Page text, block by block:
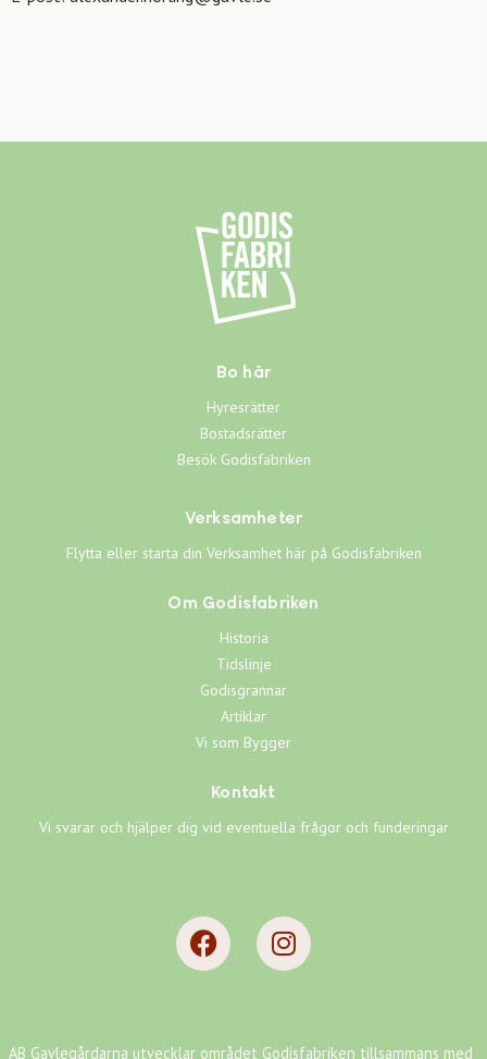
Bo här
Hyresrätter
Bostadsrätter
Besök Godisfabriken
Verksamheter
Flytta eller starta din Verksamhet här på Godisfabriken
Om Godisfabriken
Historia
Tidslinje
Godisgrannar
Artiklar
Vi som Bygger
Kontakt
Vi svarar och hjälper dig vid eventuella frågor och funderingar
AB Gavlegårdarna utvecklar området Godisfabriken tillsammans med